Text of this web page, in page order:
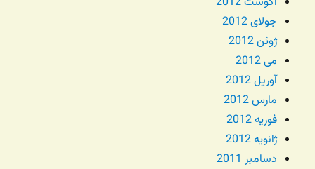
جولای 2012
ژوئن 2012
می 2012
آوریل 2012
مارس 2012
فوریه 2012
ژانویه 2012
دسامبر 2011